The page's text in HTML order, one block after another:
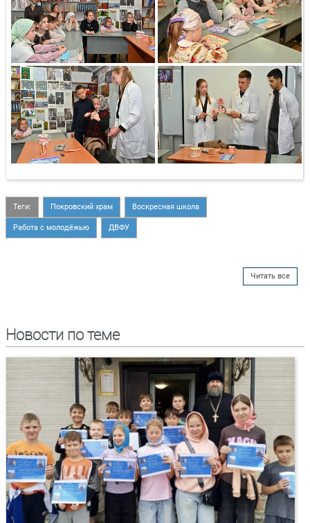
Теги: Покровский храм Воскресная школа
Работа с молодёжью ДВФУ
Читать все
Новости по теме